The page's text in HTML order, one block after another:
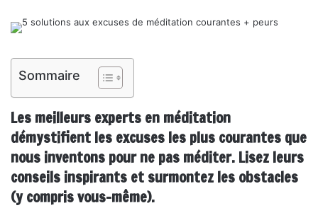
Sommaire
Les meilleurs experts en méditation
démystifient les excuses les plus courantes que
nous inventons pour ne pas méditer. Lisez leurs
conseils inspirants et surmontez les obstacles
(y compris vous-même).